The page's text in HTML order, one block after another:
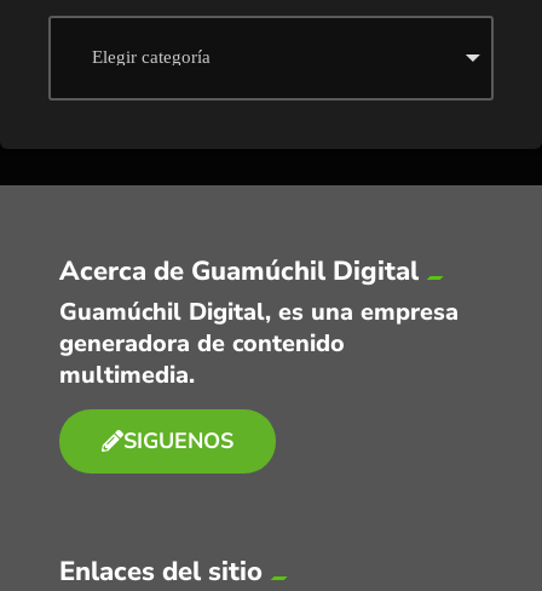
Acerca de Guamúchil Digital
Guamúchil Digital, es una empresa
generadora de contenido
multimedia.
SIGUENOS
Enlaces del sitio